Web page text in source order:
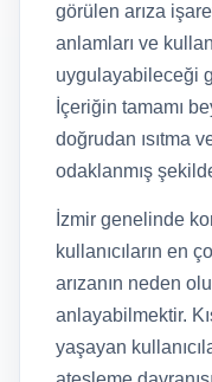
görülen arıza
anlamları ve
uygulayabileceği
İçeriğin tamamı
doğrudan ısıtma
odaklanmış
İzmir genelinde
kullanıcıların en
arızanın neden
anlayabilmektir.
yaşayan